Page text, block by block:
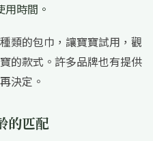
時間。
類的包巾，讓寶寶試用，觀
的款式。許多品牌也有提供
決定。
的匹配